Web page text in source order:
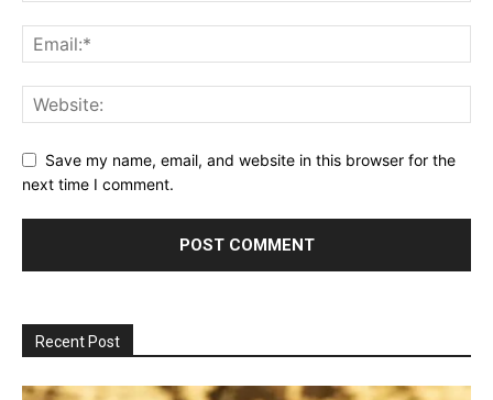
Save my name, email, and website in this browser for the
next time I comment.
Recent Post